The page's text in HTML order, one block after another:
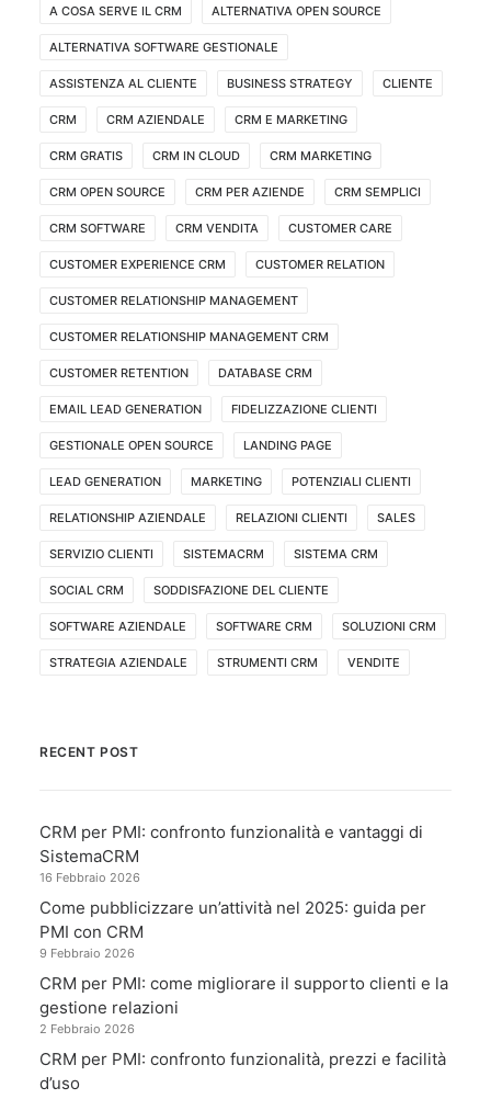
A COSA SERVE IL CRM ALTERNATIVA OPEN SOURCE
ALTERNATIVA SOFTWARE GESTIONALE
ASSISTENZA AL CLIENTE BUSINESS STRATEGY CLIENTE
CRM CRM AZIENDALE CRM E MARKETING
CRM GRATIS CRM IN CLOUD CRM MARKETING
CRM OPEN SOURCE CRM PER AZIENDE CRM SEMPLICI
CRM SOFTWARE CRM VENDITA CUSTOMER CARE
CUSTOMER EXPERIENCE CRM CUSTOMER RELATION
CUSTOMER RELATIONSHIP MANAGEMENT
CUSTOMER RELATIONSHIP MANAGEMENT CRM
CUSTOMER RETENTION DATABASE CRM
EMAIL LEAD GENERATION FIDELIZZAZIONE CLIENTI
GESTIONALE OPEN SOURCE LANDING PAGE
LEAD GENERATION MARKETING POTENZIALI CLIENTI
RELATIONSHIP AZIENDALE RELAZIONI CLIENTI SALES
SERVIZIO CLIENTI SISTEMACRM SISTEMA CRM
SOCIAL CRM SODDISFAZIONE DEL CLIENTE
SOFTWARE AZIENDALE SOFTWARE CRM SOLUZIONI CRM
STRATEGIA AZIENDALE STRUMENTI CRM VENDITE
RECENT POST
CRM per PMI: confronto funzionalità e vantaggi di
SistemaCRM
16 Febbraio 2026
Come pubblicizzare un’attività nel 2025: guida per
PMI con CRM
9 Febbraio 2026
CRM per PMI: come migliorare il supporto clienti e la
gestione relazioni
2 Febbraio 2026
CRM per PMI: confronto funzionalità, prezzi e facilità
d’uso